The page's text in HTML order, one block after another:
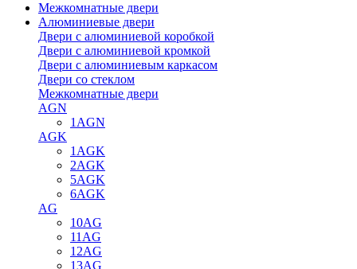
Межкомнатные двери
Алюминиевые двери
Двери с алюминиевой коробкой
Двери с алюминиевой кромкой
Двери с алюминиевым каркасом
Двери со стеклом
Межкомнатные двери
AGN
1AGN
AGK
1AGK
2AGK
5AGK
6AGK
AG
10AG
11AG
12AG
13AG